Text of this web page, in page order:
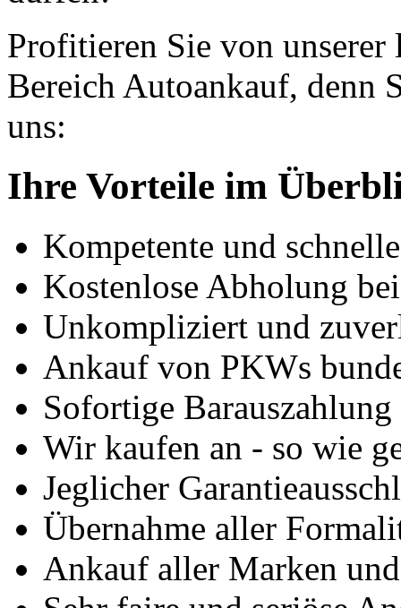
Profitieren Sie von
Bereich Autoankauf, denn
uns:
Ihre Vorteile im
Kompetente und
Kostenlose Abholung
Unkompliziert und
Ankauf von PKWs
Sofortige
Wir kaufen an - so wie
Jeglicher
Übernahme aller
Ankauf aller Marken